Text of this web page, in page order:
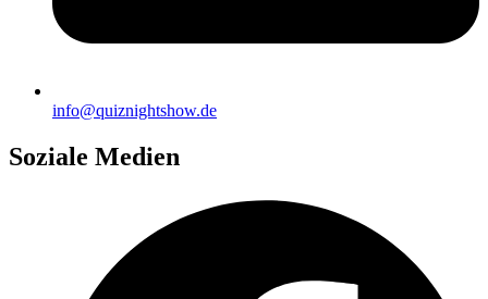
info@quiznightshow.de
Soziale Medien